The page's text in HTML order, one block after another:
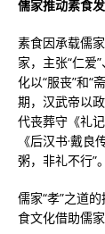
儒家推动素食
素食因承载儒
家，主张“仁爱
化以“服丧”和“
期，汉武帝以
代丧葬守《礼
《后汉书·戴
粥，非礼不行”。
儒家“孝”之道
食文化借助儒